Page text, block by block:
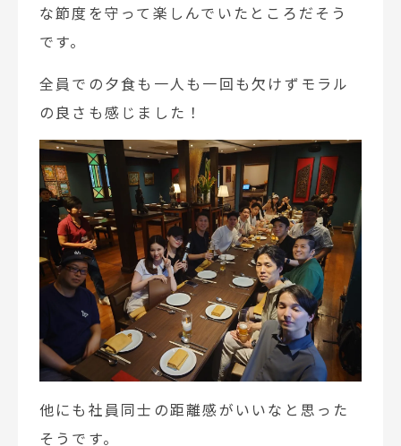
な節度を守って楽しんでいたところだそう
です。
全員での夕食も一人も一回も欠けずモラル
の良さも感じました！
他にも社員同士の距離感がいいなと思った
そうです。